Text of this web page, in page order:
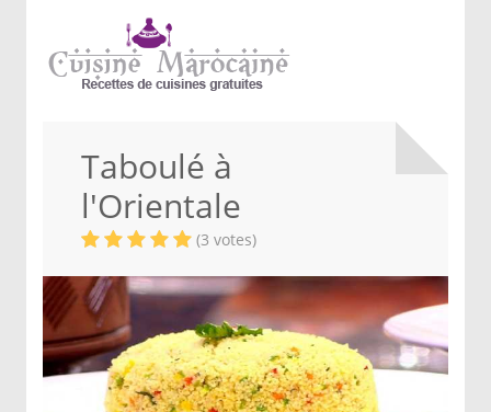
Taboulé à
l'Orientale
(3 votes)